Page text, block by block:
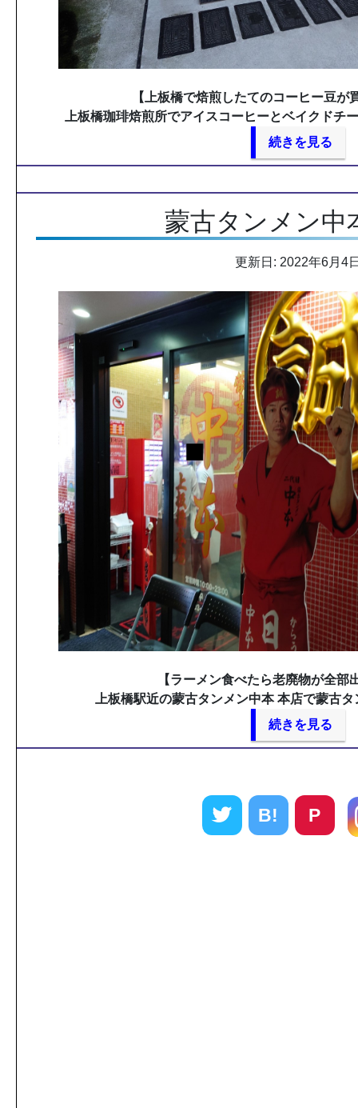
【上板橋で焙煎したてのコーヒー豆が
上板橋珈琲焙煎所でアイスコーヒーとベイクドチ
続きを見る
蒙古タンメン中
更新日: 2022年6月4
【ラーメン食べたら老廃物が全部
上板橋駅近の蒙古タンメン中本 本店で蒙古
続きを見る
B! P